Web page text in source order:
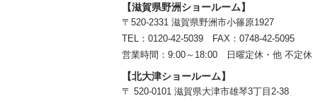
【滋賀県野洲ショールーム】
〒520-2331 滋賀県野洲市小篠原1927
TEL： 0120-42-5039 FAX：0748-42-5095
営業時間：9:00～18:00
日曜定休・他 不定休
【北大津ショールーム】
〒 520-0101 滋賀県大津市雄琴3丁目2-38